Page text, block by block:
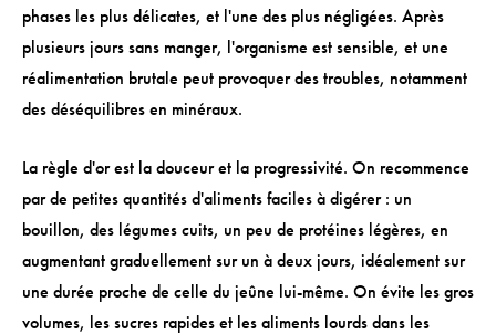
phases les plus délicates, et l'une des plus négligées. Après
plusieurs jours sans manger, l'organisme est sensible, et une
réalimentation brutale peut provoquer des troubles, notamment
des déséquilibres en minéraux.
La règle d'or est la douceur et la progressivité. On recommence
par de petites quantités d'aliments faciles à digérer : un
bouillon, des légumes cuits, un peu de protéines légères, en
augmentant graduellement sur un à deux jours, idéalement sur
une durée proche de celle du jeûne lui-même. On évite les gros
volumes, les sucres rapides et les aliments lourds dans les